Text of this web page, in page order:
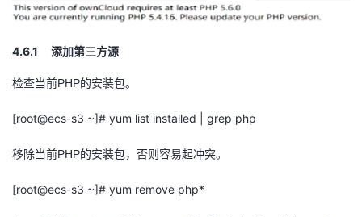
4.6.1 添加第三方源
检查当前PHP的安装包。
[root@ecs-s3 ~]# yum list installed | grep php
移除当前PHP的安装包，否则容易起冲突。
[root@ecs-s3 ~]# yum remove php*